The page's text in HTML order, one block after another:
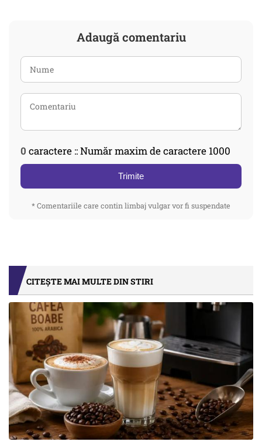
Adaugă comentariu
0 caractere :: Număr maxim de caractere 1000
Trimite
* Comentariile care contin limbaj vulgar vor fi suspendate
CITEȘTE MAI MULTE DIN STIRI